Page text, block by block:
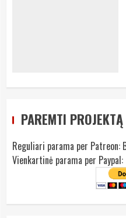
PAREMTI PROJEKTĄ
Reguliari parama per Patreon:
Vienkartinė parama per Paypal: